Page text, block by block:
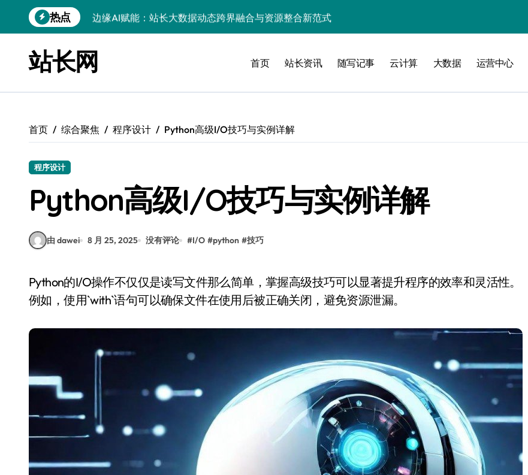
到
热点
边缘AI赋能：站长大数据动态跨界融合与资源整合新范式
数据驱动下的传媒架构优化与资源高效运维
数据驱动内容革新：站长运营新范式
数据驱动传媒革新：技术视角下的资讯新洞察
数据驱动传媒革新：站长五大核心策略
技术赋能科技融合：站长资源动态跨界优化配置新探
站长网 首页 站长资讯 随写记事 云计算 大数据 运营中心
首页 综合聚焦 程序设计 Python高级I/O技巧与实例详解
程序设计
Python高级I/O技巧与实例详解
由 dawei 8 月 25, 2025 没有评论 #I/O #python #技巧
Python的I/O操作不仅仅是读写文件那么简单，掌握高级技巧可以显著提升程序的效率和灵活性。
例如，使用`with`语句可以确保文件在使用后被正确关闭，避免资源泄漏。